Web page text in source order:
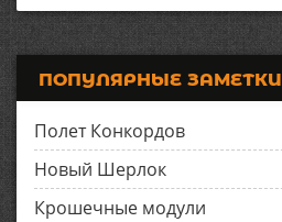
ПОПУЛЯРНЫЕ ЗАМЕТКИ
Полет Конкордов
Новый Шерлок
Крошечные модули